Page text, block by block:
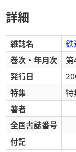
詳細
雑誌名
鉄
巻次・年月次
第
発行日
特集
特
著者
全国書誌番号
付記